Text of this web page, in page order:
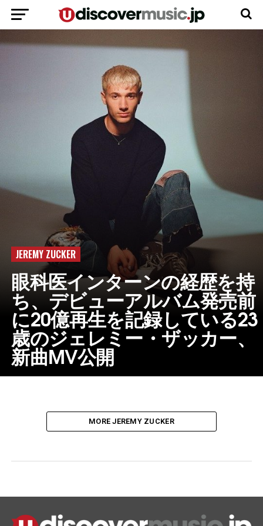
JEREMY ZUCKER
眼科医インターンの経歴を持
ち、デビューアルバム発売前
に20億再生を記録している23
歳のジェレミー・ザッカー、
新曲MV公開
MORE JEREMY ZUCKER